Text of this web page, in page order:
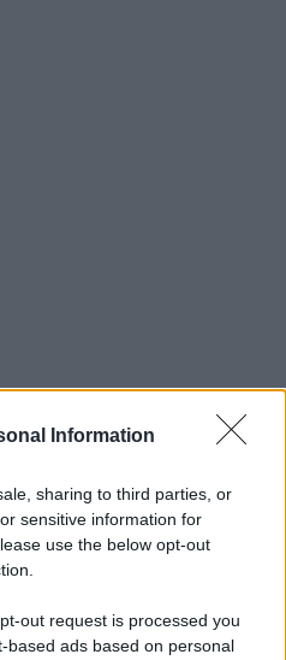
Information
sharing to third parties, or
sensitive information for
use the below opt-out
out request is processed you
based ads based on personal